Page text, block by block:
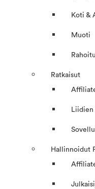
Koti &
Muoti
Ratkaisut
Hallinnoidut